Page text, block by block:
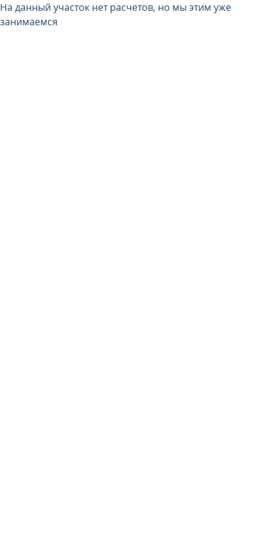
На данный участок нет расчетов, но мы этим уже
занимаемся